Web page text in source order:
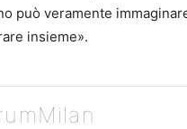
può veramente
insieme».